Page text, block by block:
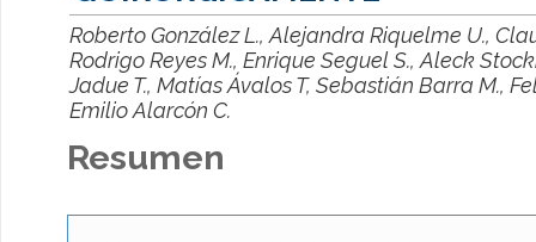
Roberto González L., Alejandra Riquelme U.,
Rodrigo Reyes M., Enrique Seguel S., Aleck
Jadue T., Matías Ávalos T, Sebastián Barra M.,
Emilio Alarcón C.
Resumen